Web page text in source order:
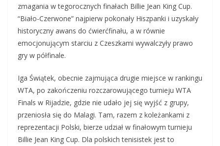
zmagania w tegorocznych finałach Billie Jean King Cup.
“Biało-Czerwone” najpierw pokonały Hiszpanki i uzyskały
historyczny awans do ćwierćfinału, a w równie
emocjonującym starciu z Czeszkami wywalczyły prawo
gry w półfinale.
Iga Świątek, obecnie zajmująca drugie miejsce w rankingu
WTA, po zakończeniu rozczarowującego turnieju WTA
Finals w Rijadzie, gdzie nie udało jej się wyjść z grupy,
przeniosła się do Malagi. Tam, razem z koleżankami z
reprezentacji Polski, bierze udział w finałowym turnieju
Billie Jean King Cup. Dla polskich tenisistek jest to